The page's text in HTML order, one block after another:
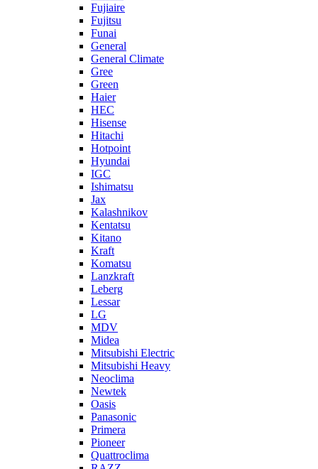
Fujiaire
Fujitsu
Funai
General
General Climate
Gree
Green
Haier
HEC
Hisense
Hitachi
Hotpoint
Hyundai
IGC
Ishimatsu
Jax
Kalashnikov
Kentatsu
Kitano
Kraft
Komatsu
Lanzkraft
Leberg
Lessar
LG
MDV
Midea
Mitsubishi Electric
Mitsubishi Heavy
Neoclima
Newtek
Oasis
Panasonic
Primera
Pioneer
Quattroclima